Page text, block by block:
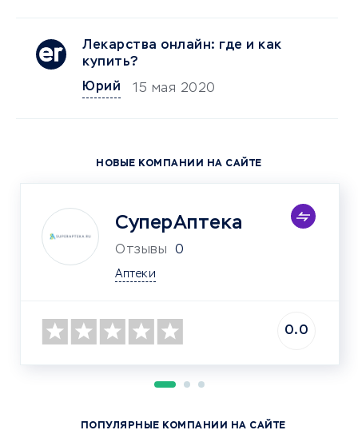
Лекарства онлайн: где и как
купить?
Юрий
15 мая 2020
НОВЫЕ КОМПАНИИ НА САЙТЕ
СуперАптека
Отзывы 0
Аптеки
0.0
ПОПУЛЯРНЫЕ КОМПАНИИ НА САЙТЕ